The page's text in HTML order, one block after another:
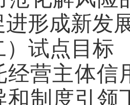
进形成新发
）试点目标
经营主体信
和制度引领